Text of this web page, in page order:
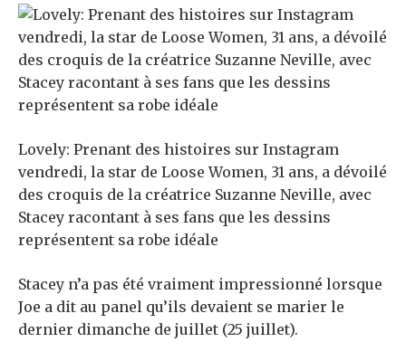
Lovely: Prenant des histoires sur Instagram
vendredi, la star de Loose Women, 31 ans, a dévoilé
des croquis de la créatrice Suzanne Neville, avec
Stacey racontant à ses fans que les dessins
représentent sa robe idéale
Stacey n’a pas été vraiment impressionné lorsque
Joe a dit au panel qu’ils devaient se marier le
dernier dimanche de juillet (25 juillet).